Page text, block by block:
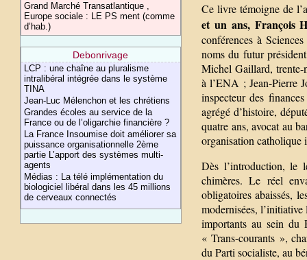
Grand Marché Transatlantique ,
Europe sociale : LE PS ment (comme
d’hab.)
Debonrivage
LCP : une chaîne au pluralisme
intralibéral intégrée dans le système
TINA
Jean-Luc Mélenchon et les chrétiens
Grandes écoles au service de la
France ou de l’oligarchie financière ?
La France Insoumise doit améliorer sa
puissance organisationnelle 2ème
partie L’apport des systèmes multi-
agents
Médias : La télé implémentation du
biologiciel libéral dans les 45 millions
de cerveaux connectés
Ce livre témoigne de
et un ans, François
conférences à
noms du futur
Michel Gaillard, trente-
à l’ENA ; Jean-Pierre
inspecteur des
agrégé d’histoire,
quatre ans, avocat au
organisation catholique
Dès l’introduction, le
chimères. Le réel
obligatoires abaissés,
modernisées,
importants au sein du
« Trans-courants »,
du Parti socialiste, au